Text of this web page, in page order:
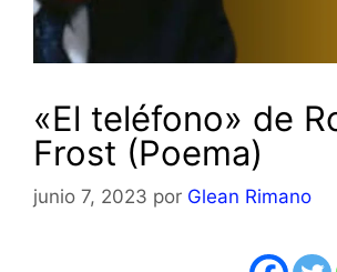
«El teléfono» de
Frost (Poema)
junio 7, 2023 por Glean Rimano